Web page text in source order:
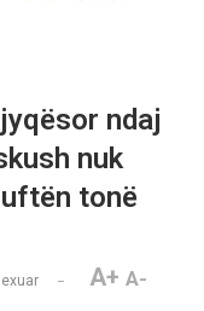
ndaj
nuk
tonë
A+ A-